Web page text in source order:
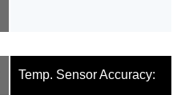
Temp. Sensor Accuracy: